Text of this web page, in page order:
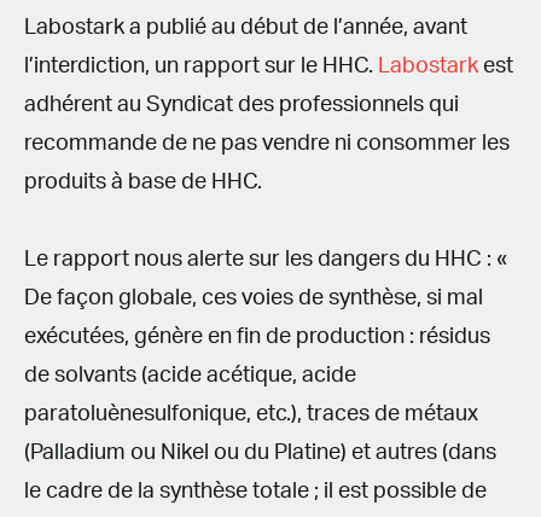
Labostark a publié au début de l’année, avant
l’interdiction, un rapport sur le HHC. Labostark est
adhérent au Syndicat des professionnels qui
recommande de ne pas vendre ni consommer les
produits à base de HHC.
Le rapport nous alerte sur les dangers du HHC : «
De façon globale, ces voies de synthèse, si mal
exécutées, génère en fin de production : résidus
de solvants (acide acétique, acide
paratoluènesulfonique, etc.), traces de métaux
(Palladium ou Nikel ou du Platine) et autres (dans
le cadre de la synthèse totale ; il est possible de